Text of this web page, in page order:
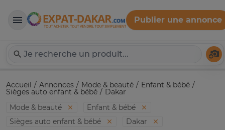
Expat-Dakar
Publier une annonce
Accueil Annonces Mode & beauté Enfant & bébé
Sièges auto enfant & bébé
Dakar
Mode & beauté
Enfant & bébé
Sièges auto enfant & bébé
Dakar